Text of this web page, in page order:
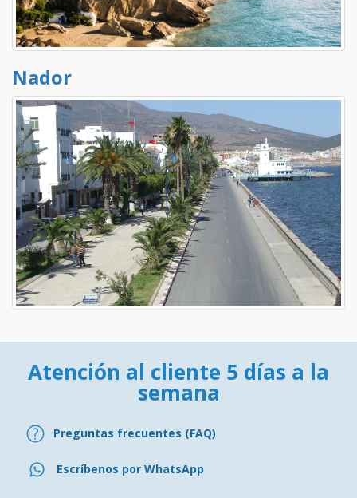
Nador
Atención al cliente 5 días a la
semana
Preguntas frecuentes (FAQ)
Escríbenos por WhatsApp